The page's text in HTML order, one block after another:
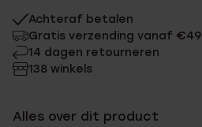
Achteraf betalen
Gratis verzending vanaf €49
14 dagen retourneren
138 winkels
Alles over dit product